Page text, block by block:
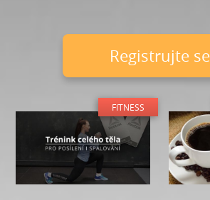
ráda vytváří netradiční
v tomto tréninku posílíš
nejen nohy a zadek, ale také
naše
registrujte se
FITNESS